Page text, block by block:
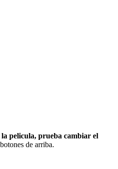
pelicula, prueba cambiar el
de arriba.